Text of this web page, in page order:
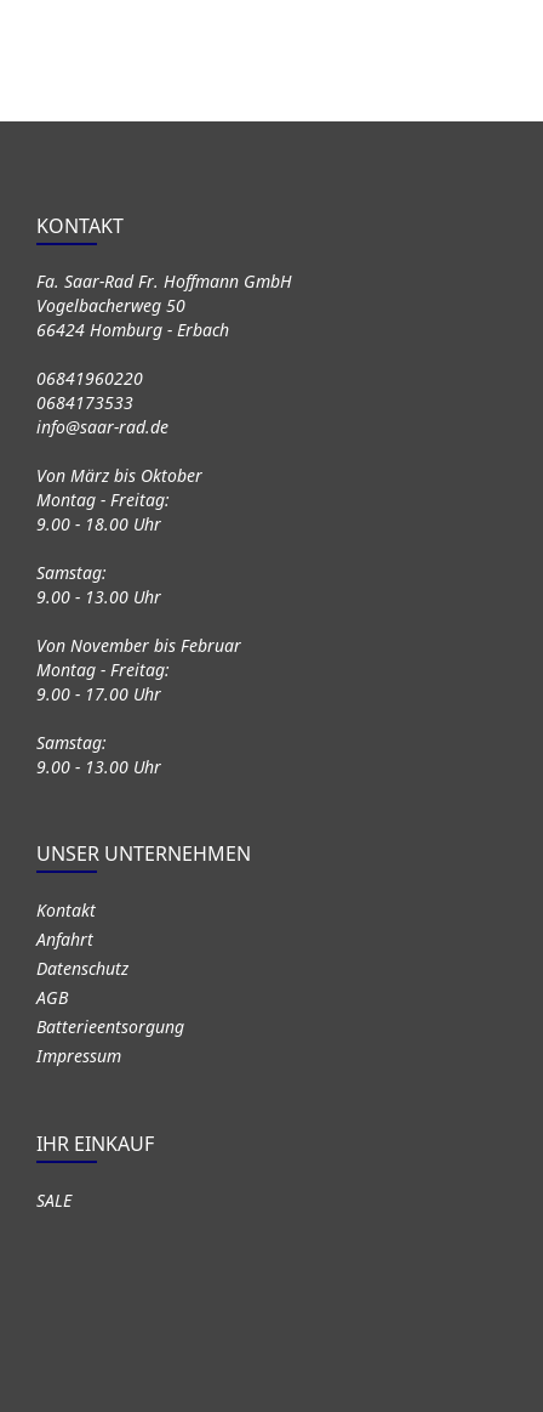
KONTAKT
Fa. Saar-Rad Fr. Hoffmann GmbH
Vogelbacherweg 50
66424 Homburg - Erbach
06841960220
0684173533
info@saar-rad.de
Von März bis Oktober
Montag - Freitag:
9.00 - 18.00 Uhr
Samstag:
9.00 - 13.00 Uhr
Von November bis Februar
Montag - Freitag:
9.00 - 17.00 Uhr
Samstag:
9.00 - 13.00 Uhr
UNSER UNTERNEHMEN
Kontakt
Anfahrt
Datenschutz
AGB
Batterieentsorgung
Impressum
IHR EINKAUF
SALE